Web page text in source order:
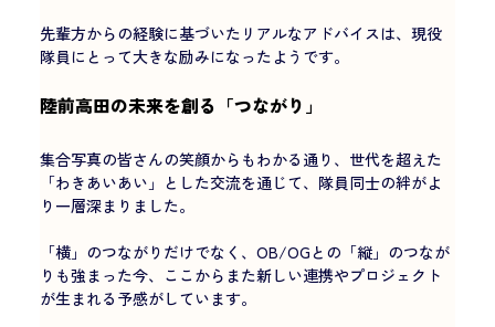
先輩方からの経験に基づいたリアルなアドバイスは、現役
隊員にとって大きな励みになったようです。
陸前高田の未来を創る「つながり」
集合写真の皆さんの笑顔からもわかる通り、世代を超えた
「わきあいあい」とした交流を通じて、隊員同士の絆がよ
り一層深まりました。
「横」のつながりだけでなく、OB/OGとの「縦」のつなが
りも強まった今、ここからまた新しい連携やプロジェクト
が生まれる予感がしています。